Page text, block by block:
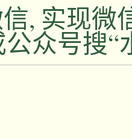
, 实现微
公众号搜“